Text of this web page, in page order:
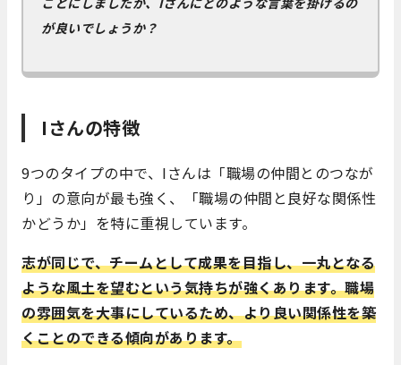
が良いでしょうか？
Iさんの特徴
9つのタイプの中で、Iさんは「職場の仲間とのつなが
り」の意向が最も強く、「職場の仲間と良好な関係性
かどうか」を特に重視しています。
志が同じで、チームとして成果を目指し、一丸となる
ような風土を望むという気持ちが強くあります。職場
の雰囲気を大事にしているため、より良い関係性を築
くことのできる傾向があります。